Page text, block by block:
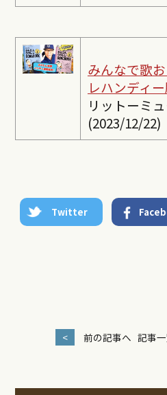
みんなで歌
レハンディ
リットーミ
(2023/12/22)
Twitter
< 前の記事へ 記事